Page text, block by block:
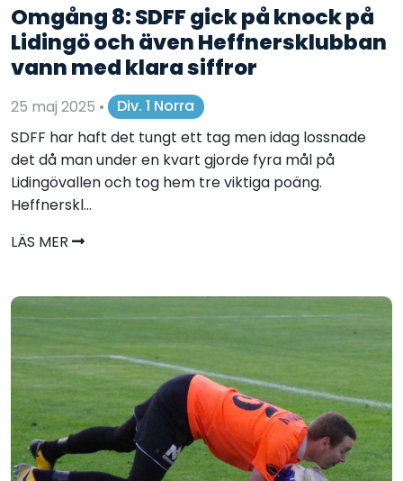
Omgång 8: SDFF gick på knock på
Lidingö och även Heffnersklubban
vann med klara siffror
25 maj 2025 •
Div. 1 Norra
SDFF har haft det tungt ett tag men idag lossnade
det då man under en kvart gjorde fyra mål på
Lidingövallen och tog hem tre viktiga poäng.
Heffnerskl...
LÄS MER